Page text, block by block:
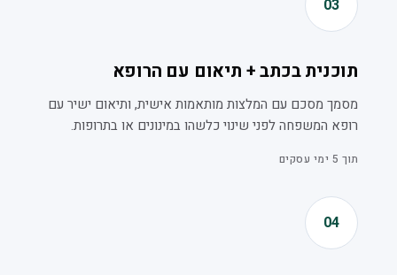
03
תוכנית בכתב + תיאום עם הרופא
מסמך מסכם עם המלצות מותאמות אישית, ותיאום ישיר עם
רופא המשפחה לפני שינוי כלשהו במינונים או בתרופות.
תוך 5 ימי עסקים
04